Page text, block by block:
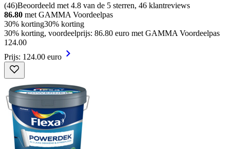
(46)Beoordeeld met 4.8 van de 5 sterren, 46 klantreviews
86.80 met GAMMA Voordeelpas
30% korting30% korting
30% korting, voordeelprijs: 86.80 euro met GAMMA Voordeelpas
124.00
Prijs: 124.00 euro